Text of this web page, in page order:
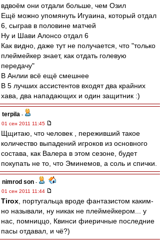
вдвоём они отдали больше, чем Озил
Ещё можно упомянуть Игуаина, который отдал
6, сыграв в половине матчей
Ну и Шави Алонсо отдал 6
Как видно, даже тут не получается, что "только
плеймейкер знает, как отдать голевую
передачу"
В Анлии всё ещё смешнее
В 5 лучших ассистентов входят два крайних
хава, два нападающих и один защитник :)
terpila -
01 сен 2011 11:45
Щщитаю, что человек , переживший такое
количество выпадений игроков из основного
состава, как Валера в этом сезоне, будет
покупать не то, что Эминемов, а соль и спички.
nimrod son -
01 сен 2011 11:44
Tirox , португальца вроде фантазистом каким-
но называли, ну никак не плеймейкером... у
нас, помниццо, Квинси фиеричные последние
пасы отдавал, и чё?)